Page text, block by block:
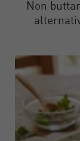
Non